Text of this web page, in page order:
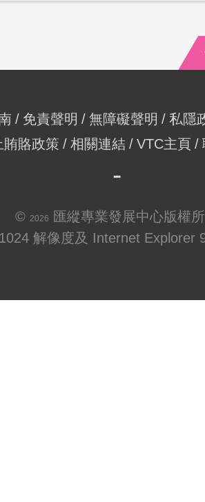
免責聲明 無障礙聲明
私隱
賄賂政策
相關連結 VTC主頁
© 2026
匯縱專業發展中心版權
解像度及 Internet Explorer